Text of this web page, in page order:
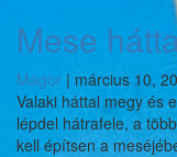
Mese
Magor | március 10,
Valaki háttal megy és
lépdel hátrafele, a
kell építsen a